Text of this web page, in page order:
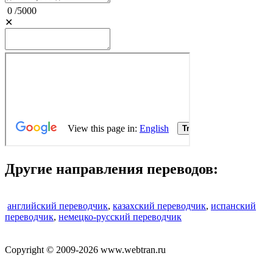
0 /5000
✕
Другие направления переводов:
английский переводчик, казахский переводчик, испанский
переводчик, немецко-русский переводчик
Copyright © 2009-2026 www.webtran.ru